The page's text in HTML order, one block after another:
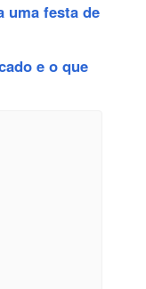
uma festa de
e o que